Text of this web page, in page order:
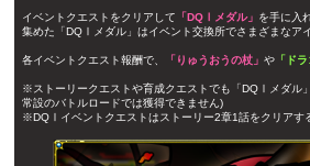
イベントクエストをクリアして 「DQⅠメダル」 を手に入
集めた「DQⅠメダル」はイベント交換所でさまざまなア
各イベントクエスト報酬で、 「りゅうおうの杖」 や 「ド
※ストーリークエストや育成クエストでも「DQⅠメダル
常設のバトルロードでは獲得できません)
※DQⅠイベントクエストはストーリー2章1話をクリアす